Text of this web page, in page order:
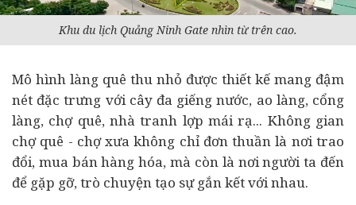
Khu du lịch Quảng Ninh Gate nhìn từ trên cao.
Mô hình làng quê thu nhỏ được thiết kế mang đậm
nét đặc trưng với cây đa giếng nước, ao làng, cổng
làng, chợ quê, nhà tranh lợp mái rạ... Không gian
chợ quê - chợ xưa không chỉ đơn thuần là nơi trao
đổi, mua bán hàng hóa, mà còn là nơi người ta đến
để gặp gỡ, trò chuyện tạo sự gắn kết với nhau.